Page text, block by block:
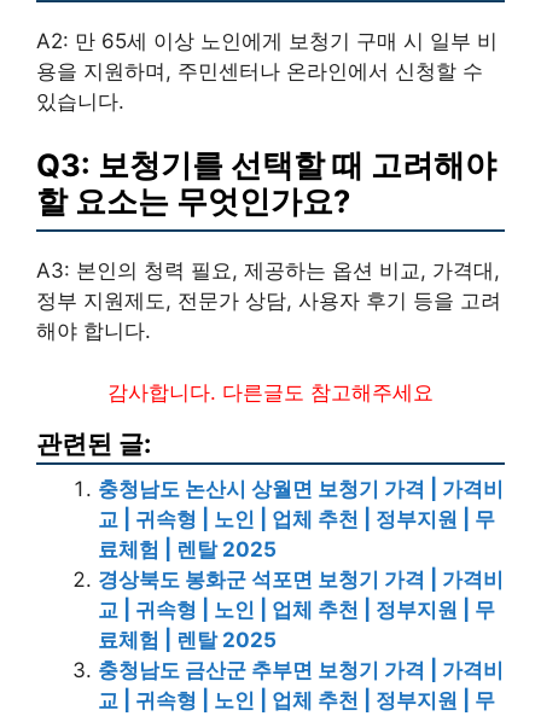
A2: 만 65세 이상 노인에게 보청기 구매 시 일부 비
용을 지원하며, 주민센터나 온라인에서 신청할 수
있습니다.
Q3: 보청기를 선택할 때 고려해야
할 요소는 무엇인가요?
A3: 본인의 청력 필요, 제공하는 옵션 비교, 가격대,
정부 지원제도, 전문가 상담, 사용자 후기 등을 고려
해야 합니다.
감사합니다. 다른글도 참고해주세요
관련된 글:
충청남도 논산시 상월면 보청기 가격 | 가격비
교 | 귀속형 | 노인 | 업체 추천 | 정부지원 | 무
료체험 | 렌탈 2025
경상북도 봉화군 석포면 보청기 가격 | 가격비
교 | 귀속형 | 노인 | 업체 추천 | 정부지원 | 무
료체험 | 렌탈 2025
충청남도 금산군 추부면 보청기 가격 | 가격비
교 | 귀속형 | 노인 | 업체 추천 | 정부지원 | 무